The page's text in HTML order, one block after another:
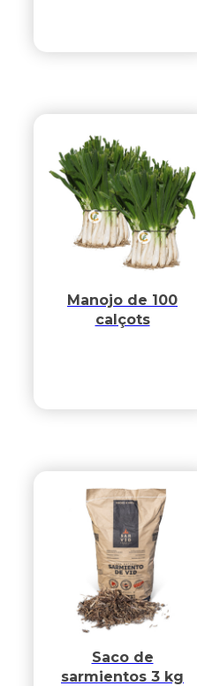
Manojo de 100
calçots
Saco de
sarmientos 3 kg